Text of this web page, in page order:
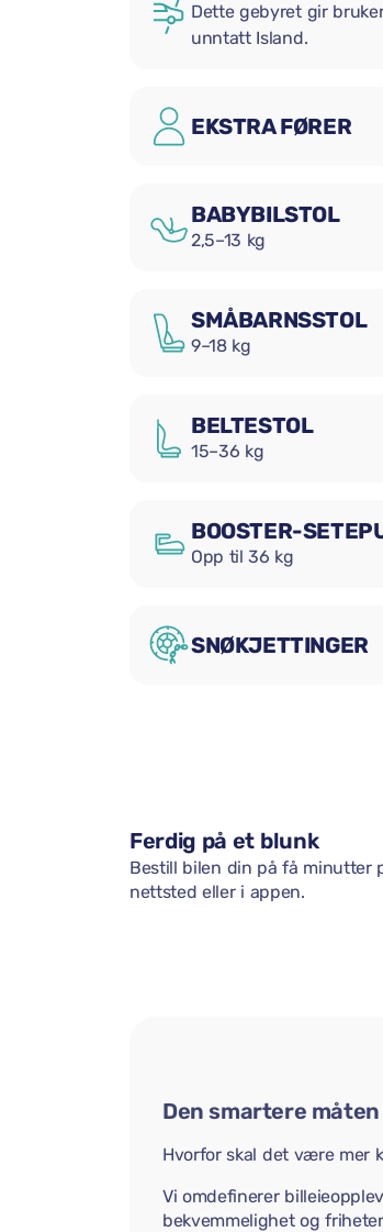
Dette gebyret gir
unntatt Island.
EKSTRA FØRER
BABYBILSTOL
2,5–13 kg
SMÅBARNSSTOL
9–18 kg
BELTESTOL
15–36 kg
BOOSTER-
Opp til 36 kg
SNØKJETTINGER
Ferdig på et blunk
Bestill bilen din på få minutter
nettsted eller i appen.
Den smartere måten
Hvorfor skal det være mer
Vi omdefinerer
bekvemmelighet og